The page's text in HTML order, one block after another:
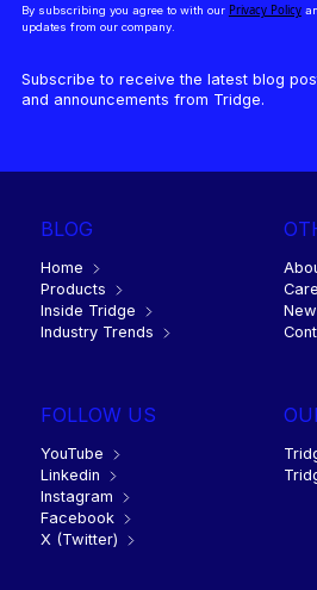
By subscribing you agree to with our Privacy Policy
updates from our company.
Subscribe to receive the latest blog
and announcements from Tridge.
BLOG
Home
Products
Inside Tridge
Industry Trends
FOLLOW US
YouTube
Linkedin
Instagram
Facebook
X (Twitter)